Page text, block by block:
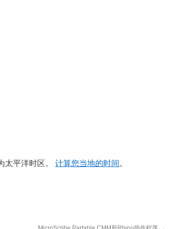
太平洋时区。 计算您当地的时间 。